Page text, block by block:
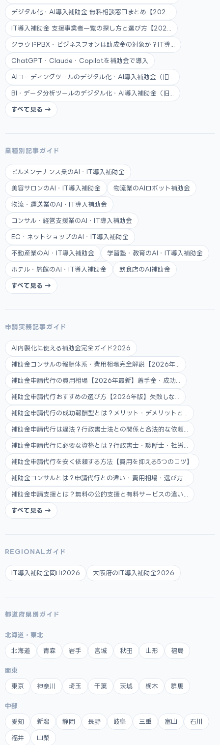
デジタル化・AI導入補助金 無料相談窓口まとめ【202...
IT導入補助金 支援事業者一覧の探し方と選び方【202...
クラウドPBX・ビジネスフォンは助成金の対象か？IT導...
ChatGPT・Claude・Copilotを補助金で導入
AIコーディングツールのデジタル化・AI導入補助金（旧...
BI・データ分析ツールのデジタル化・AI導入補助金（旧...
すべて見る →
業種別記事ガイド
ビルメンテナンス業のAI・IT導入補助金
美容サロンのAI・IT導入補助金 物流業のAIロボット補助金
物流・運送業のAI・IT導入補助金
コンサル・経営支援業のAI・IT導入補助金
EC・ネットショップのAI・IT導入補助金
不動産業のAI・IT導入補助金 学習塾・教育のAI・IT導入補助金
ホテル・旅館のAI・IT導入補助金 飲食店のAI補助金
すべて見る →
申請実務記事ガイド
AI内製化に使える補助金完全ガイド2026
補助金コンサルの報酬体系・費用相場完全解説【2026年...
補助金申請代行の費用相場【2026年最新】着手金・成功...
補助金申請代行おすすめの選び方【2026年版】失敗しな...
補助金申請代行の成功報酬型とは？メリット・デメリットと...
補助金申請代行は違法？行政書士法との関係と合法的な依頼...
補助金申請代行に必要な資格とは？行政書士・診断士・社労...
補助金申請代行を安く依頼する方法【費用を抑える5つのコツ】
補助金コンサルとは？申請代行との違い・費用相場・選び方...
補助金申請支援とは？無料の公的支援と有料サービスの違い...
すべて見る →
REGIONALガイド
IT導入補助金岡山2026 大阪府のIT導入補助金2026
都道府県別ガイド
北海道・東北
北海道 青森 岩手 宮城 秋田 山形 福島
関東
東京 神奈川 埼玉 千葉 茨城 栃木 群馬
中部
愛知 新潟 静岡 長野 岐阜 三重 富山 石川
福井 山梨